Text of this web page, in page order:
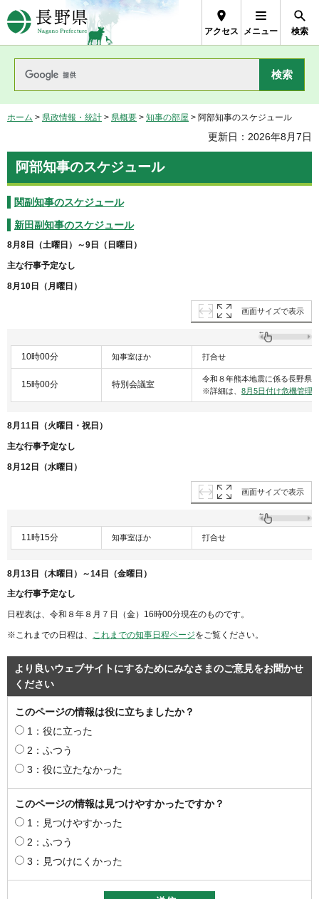
長野県Nagano Prefecture
アクセス メニュー 検索
ホーム > 県政情報・統計 > 県概要 > 知事の部屋 > 阿部知事のスケジュール
更新日：2026年8月7日
阿部知事のスケジュール
関副知事のスケジュール
新田副知事のスケジュール
8月8日（土曜日）～9日（日曜日）
主な行事予定なし
8月10日（月曜日）
画面サイズで表示
10時00分 知事室ほか 打合せ
15時00分 特別会議室
令和８年熊本地震に係る長野県
※詳細は、 8月5日付け危機管理
8月11日（火曜日・祝日）
主な行事予定なし
8月12日（水曜日）
画面サイズで表示
11時15分 知事室ほか 打合せ
8月13日（木曜日）～14日（金曜日）
主な行事予定なし
日程表は、令和８年８月７日（金）16時00分現在のものです。
※これまでの日程は、 これまでの知事日程ページをご覧ください。
より良いウェブサイトにするためにみなさまのご意見をお聞かせ
ください
このページの情報は役に立ちましたか？
1：役に立った
2：ふつう
3：役に立たなかった
このページの情報は見つけやすかったですか？
1：見つけやすかった
2：ふつう
3：見つけにくかった